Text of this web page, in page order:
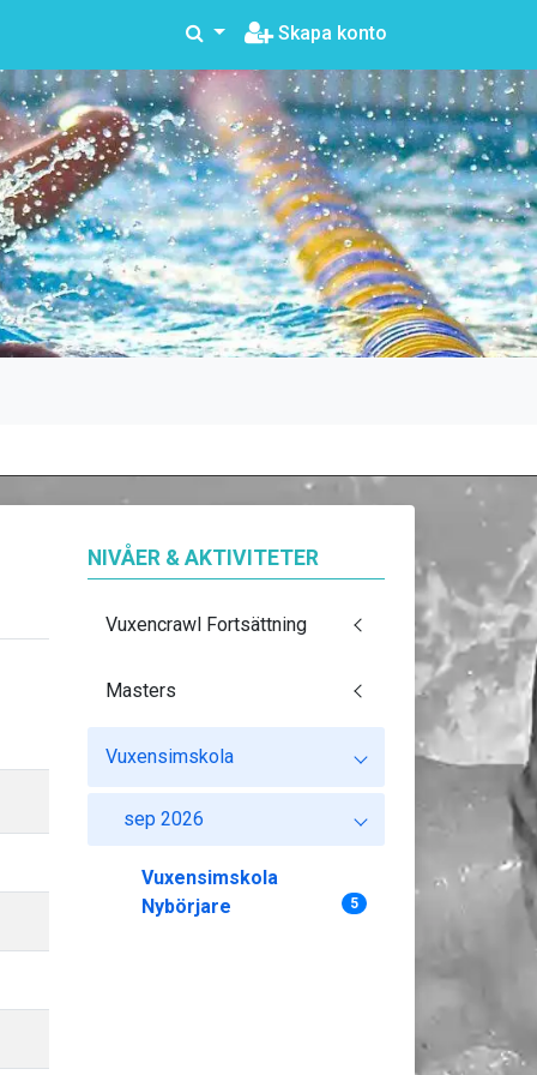
Skapa konto
NIVÅER & AKTIVITETER
Vuxencrawl Fortsättning
Masters
Vuxensimskola
sep 2026
Vuxensimskola
Nybörjare
5